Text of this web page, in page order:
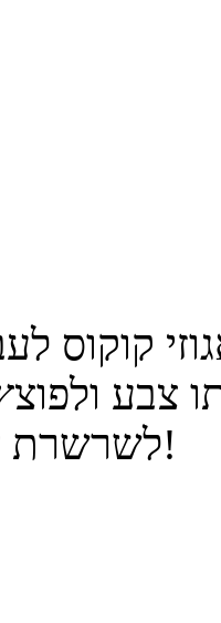
קוקוס
צבע
לשרשרת זומה להגיע לסוף!